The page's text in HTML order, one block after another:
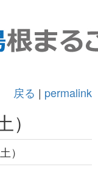
戻る | permalink
）